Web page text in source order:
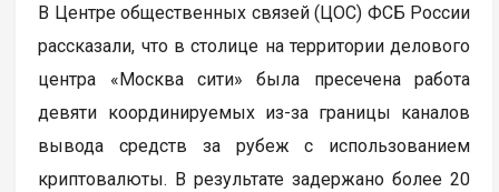
В Центре общественных связей (ЦОС) ФСБ России
рассказали, что в столице на территории делового
центра «Москва сити» была пресечена работа
девяти координируемых из-за границы каналов
вывода средств за рубеж с использованием
криптовалюты. В результате задержано более 20